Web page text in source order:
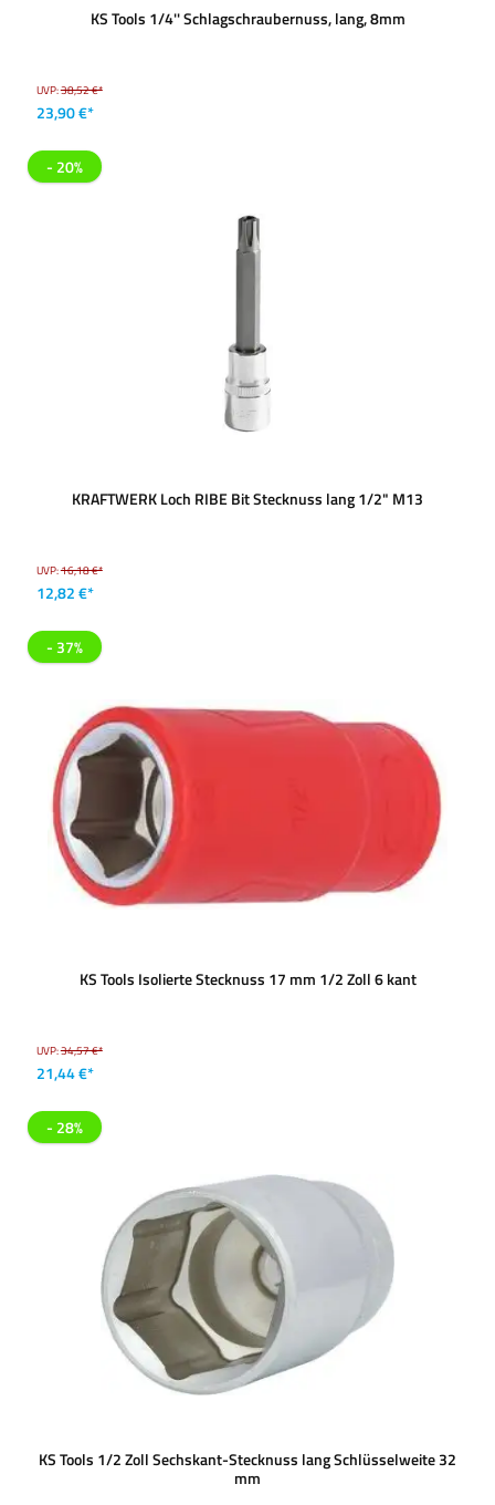
KS Tools 1/4'' Schlagschraubernuss, lang, 8mm
UVP:38,52 €*
23,90 €*
- 20%
KRAFTWERK Loch RIBE Bit Stecknuss lang 1/2" M13
UVP:16,18 €*
12,82 €*
- 37%
KS Tools Isolierte Stecknuss 17 mm 1/2 Zoll 6 kant
UVP:34,57 €*
21,44 €*
- 28%
KS Tools 1/2 Zoll Sechskant-Stecknuss lang Schlüsselweite 32
mm